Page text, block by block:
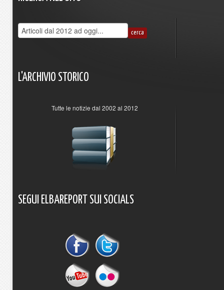
L'ARCHIVIO STORICO
Tutte le notizie dal 2002 al 2012
SEGUI ELBAREPORT SUI SOCIALS